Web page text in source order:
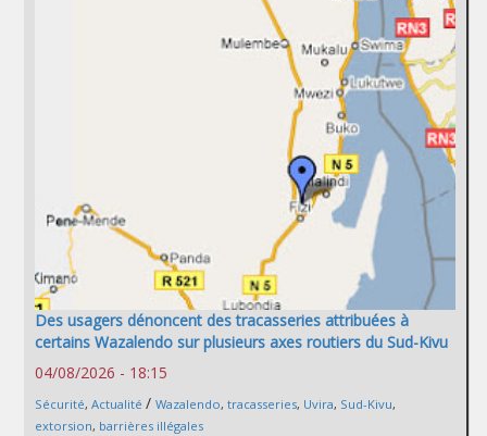
Des usagers dénoncent des tracasseries attribuées à
certains Wazalendo sur plusieurs axes routiers du Sud-Kivu
04/08/2026 - 18:15
Sécurité, Actualité / Wazalendo, tracasseries, Uvira, Sud-Kivu,
extorsion, barrières illégales